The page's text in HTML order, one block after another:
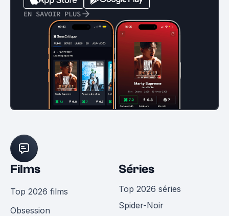
EN SAVOIR PLUS
Films
Top 2026 films
Obsession
Séries
Top 2026 séries
Spider-Noir